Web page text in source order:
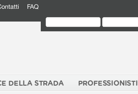
FAQ
DELLA STRADA PROFESSIONISTI